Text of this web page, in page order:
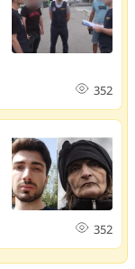
352
352